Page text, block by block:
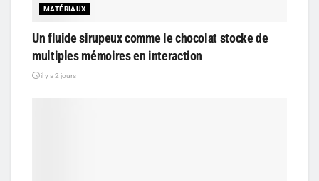
MATÉRIAUX
Un fluide sirupeux comme le chocolat stocke de
multiples mémoires en interaction
il y a 2 jours